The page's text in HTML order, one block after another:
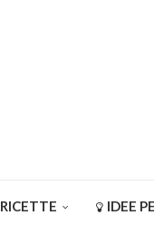
RICETTE IDEE